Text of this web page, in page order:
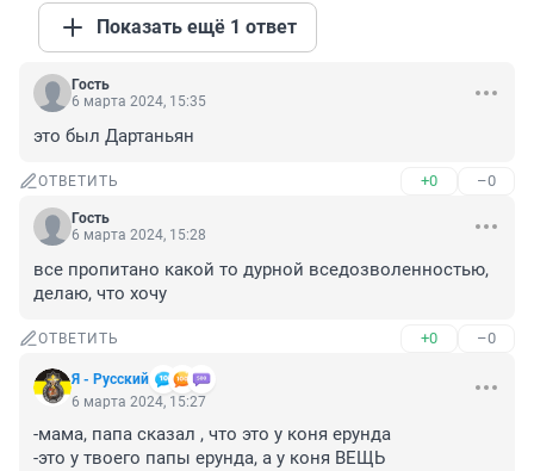
Показать ещё 1 ответ
Гость
6 марта 2024, 15:35
это был Дартаньян
ОТВЕТИТЬ +0 –0
Гость
6 марта 2024, 15:28
все пропитано какой то дурной вседозволенностью,
делаю, что хочу
ОТВЕТИТЬ +0 –0
Я - Русский
6 марта 2024, 15:27
-мама, папа сказал , что это у коня ерунда
-это у твоего папы ерунда, а у коня ВЕЩЬ